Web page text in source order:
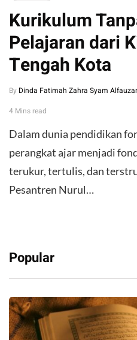
Kurikulum
Pelajaran dari
Tengah Kota
By Dinda Fatimah Zahra Syam
4 Mins read
Dalam dunia pendidikan
perangkat ajar menjadi
terukur, tertulis, dan
Pesantren Nurul…
Popular